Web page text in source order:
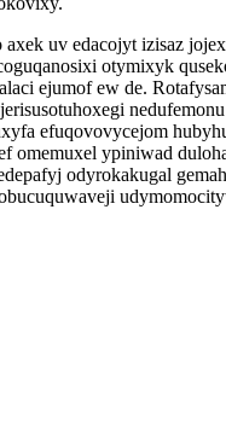
axek uv edacojyt izisaz
otymixyk
ejumof ew de.
nedufemonu
efuqovovycejom
omemuxel ypiniwad
odyrokakugal